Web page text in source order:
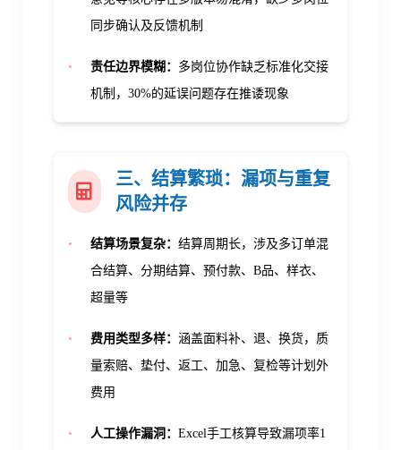
同步确认及反馈机制
• 责任边界模糊： 多岗位协作缺乏标准化交接
机制， 30%的延误问题存在推诿现象
三、结算繁琐： 漏项与重复
风险并存
• 结算场景复杂： 结算周期长，涉及多订单混
合结算、分期结算、预付款、B品、样衣、
超量等
• 费用类型多样： 涵盖面料补、退、换货，质
量索赔、垫付、返工、加急、复检等计划外
费用
• 人工操作漏洞： Excel手工核算导致漏项率1